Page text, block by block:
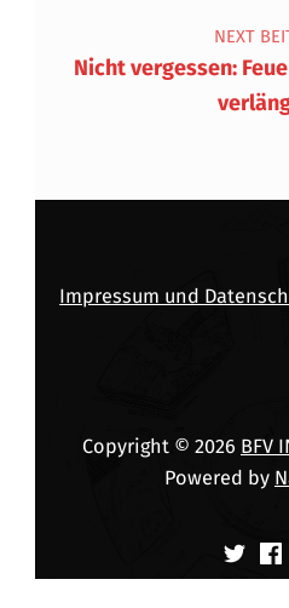
NEXT
Nicht vergessen:
Impressum und
Copyright © 2026 BFV
Powered by